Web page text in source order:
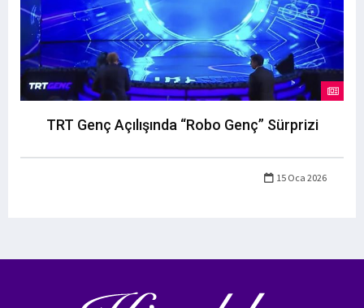
TRT Genç Açılışında “Robo Genç” Sürprizi
15 Oca 2026